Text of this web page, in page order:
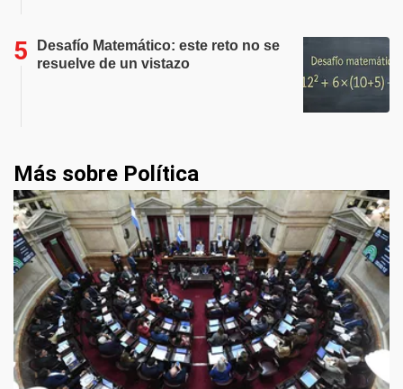
Desafío Matemático: este reto no se
resuelve de un vistazo
Más sobre Política